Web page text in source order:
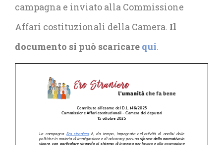
campagna e inviato alla Commissione
Affari costituzionali della Camera. Il
documento si può scaricare qui.